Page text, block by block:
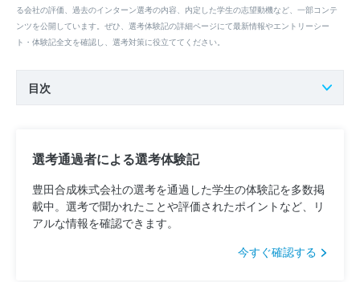
る会社の評価、過去のインターン選考の内容、内定した学生の志望動機など、一部コンテ
ンツを公開しています。ぜひ、選考体験記の詳細ページにて最新情報やエントリーシー
ト・体験記全文を確認し、選考対策に役立ててください。
目次
選考通過者による選考体験記
豊田合成株式会社の選考を通過した学生の体験記を多数掲
載中。選考で聞かれたことや評価されたポイントなど、リ
アルな情報を確認できます。
今すぐ確認する